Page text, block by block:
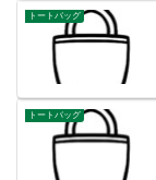
トートバッグ
トートバッグ